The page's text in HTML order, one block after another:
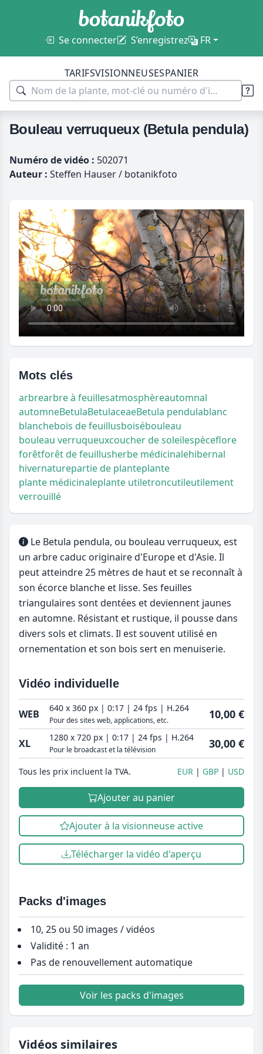
Se connecter S’enregistrez FR
TARIFSVISIONNEUSESPANIER
Bouleau verruqueux (Betula pendula)
Numéro de vidéo : 502071
Auteur : Steffen Hauser / botanikfoto
Mots clés
arbrearbre à feuillesatmosphèreautomnal
automneBetulaBetulaceaeBetula pendulablanc
blanchebois de feuillusboisébouleau
bouleau verruqueuxcoucher de soleilespèceflore
forêtforêt de feuillusherbe médicinalehibernal
hivernaturepartie de planteplante
plante médicinaleplante utiletroncutileutilement
verrouillé
Le Betula pendula, ou bouleau verruqueux, est
un arbre caduc originaire d'Europe et d'Asie. Il
peut atteindre 25 mètres de haut et se reconnaît à
son écorce blanche et lisse. Ses feuilles
triangulaires sont dentées et deviennent jaunes
en automne. Résistant et rustique, il pousse dans
divers sols et climats. Il est souvent utilisé en
ornementation et son bois sert en menuiserie.
Vidéo individuelle
WEB 640 x 360 px | 0:17 | 24 fps | H.264
Pour des sites web, applications, etc. 10,00 €
XL 1280 x 720 px | 0:17 | 24 fps | H.264
Pour le broadcast et la télévision 30,00 €
Tous les prix incluent la TVA. EUR GBP USD
Ajouter au panier
Ajouter à la visionneuse active
Télécharger la vidéo d'aperçu
Packs d'images
10, 25 ou 50 images / vidéos
Validité : 1 an
Pas de renouvellement automatique
Voir les packs d'images
Vidéos similaires